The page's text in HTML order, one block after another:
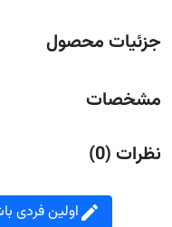
جزئیات محصول
مشخصات
نظرات (0)
اولین فردی